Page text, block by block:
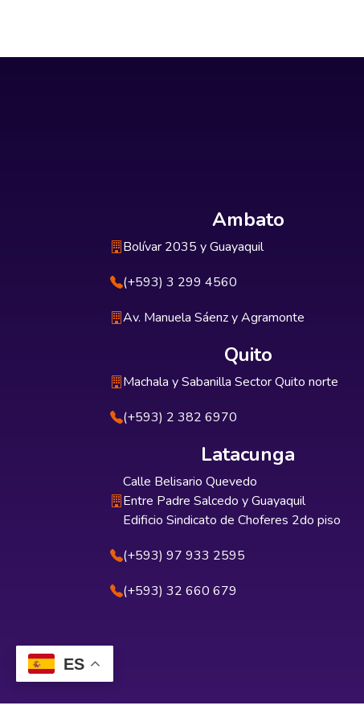
ES
Ambato
Bolívar 2035 y Guayaquil
(+593) 3 299 4560
Av. Manuela Sáenz y Agramonte
Quito
Machala y Sabanilla Sector Quito norte
(+593) 2 382 6970
Latacunga
Calle Belisario Quevedo
Entre Padre Salcedo y Guayaquil
Edificio Sindicato de Choferes 2do piso
(+593) 97 933 2595
(+593) 32 660 679